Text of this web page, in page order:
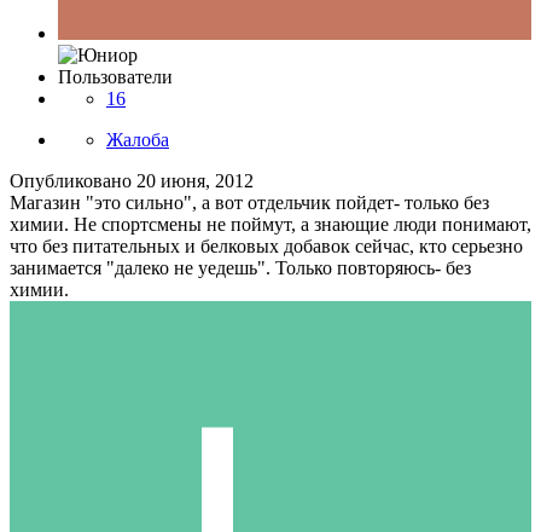
Пользователи
16
Жалоба
Опубликовано 20 июня, 2012
Магазин "это сильно", а вот отдельчик пойдет- только без
химии. Не спортсмены не поймут, а знающие люди понимают,
что без питательных и белковых добавок сейчас, кто серьезно
занимается "далеко не уедешь". Только повторяюсь- без
химии.